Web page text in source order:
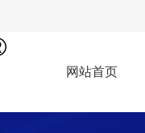
网站首页